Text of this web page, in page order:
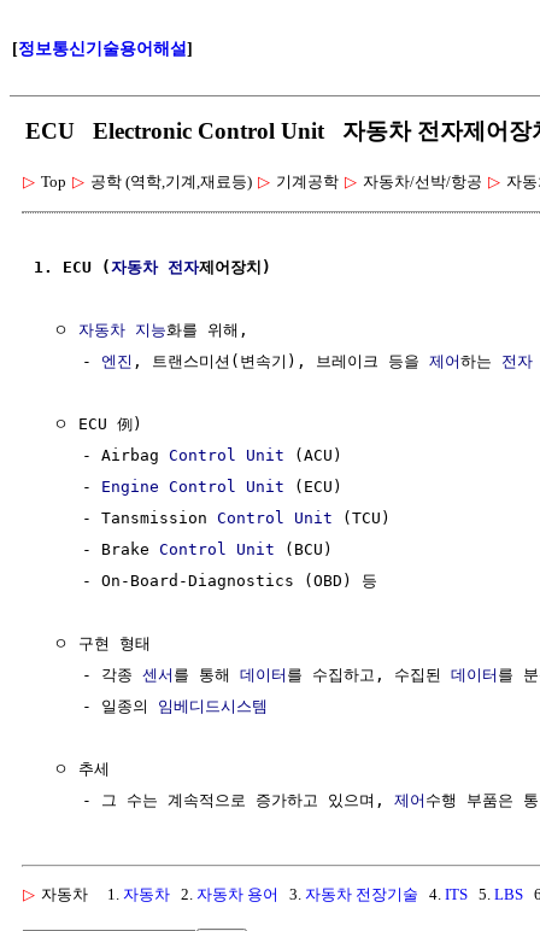
[정보통신기술용어해설]
ECU Electronic Control Unit 자동차 전자제어장
▷ Top ▷ 공학 (역학,기계,재료등) ▷ 기계공학 ▷ 자동차/선박/항공 ▷ 자
1. ECU (자동차 전자제어장치)
  ㅇ
자동차 지능화를 위해,
     -
엔진 , 트랜스미션(변속기), 브레이크 등을 제어하는 전자
  ㅇ ECU 例)
     - Airbag
Control Unit (ACU)
     -
Engine Control Unit (ECU)
     - Tansmission
Control Unit (TCU)
     - Brake
Control Unit (BCU)
     - On-Board-Diagnostics (OBD) 등
  ㅇ 구현 형태
     - 각종
센서 를 통해 데이터 를 수집하고, 수집된 데이터 를
     - 일종의
임베디드시스템
  ㅇ 추세
     - 그 수는 계속적으로 증가하고 있으며,
제어 수행 부품은
▷ 자동차 1. 자동차 2. 자동차 용어 3. 자동차 전장기술 4. ITS 5. LBS